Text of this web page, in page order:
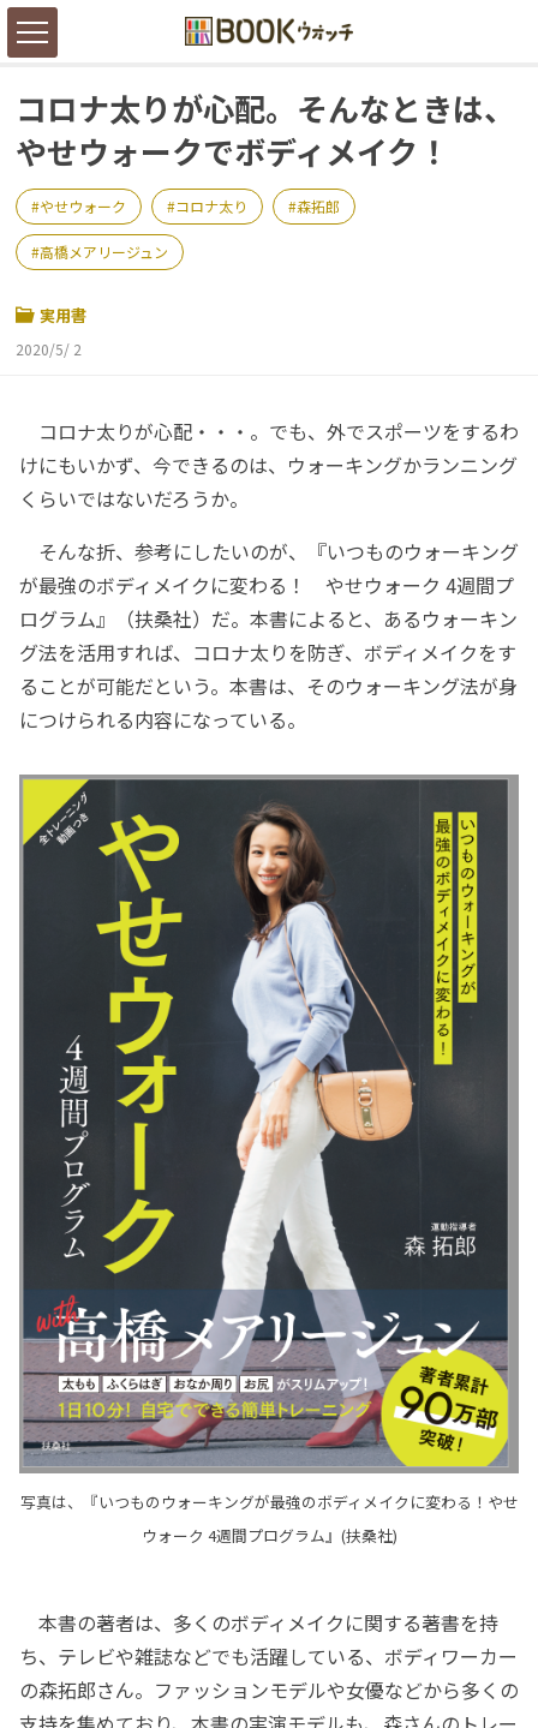
コロナ太りが心配。そんなときは、
やせウォークでボディメイク！
やせウォーク コロナ太り 森拓郎
高橋メアリージュン
実用書
2020/5/ 2
コロナ太りが心配・・・。でも、外でスポーツをするわ
けにもいかず、今できるのは、ウォーキングかランニング
くらいではないだろうか。
そんな折、参考にしたいのが、『いつものウォーキング
が最強のボディメイクに変わる！ やせウォーク 4週間プ
ログラム』（扶桑社）だ。本書によると、あるウォーキン
グ法を活用すれば、コロナ太りを防ぎ、ボディメイクをす
ることが可能だという。本書は、そのウォーキング法が身
につけられる内容になっている。
写真は、『いつものウォーキングが最強のボディメイクに変わる！やせ
ウォーク 4週間プログラム』(扶桑社)
本書の著者は、多くのボディメイクに関する著書を持
ち、テレビや雑誌などでも活躍している、ボディワーカー
の森拓郎さん。ファッションモデルや女優などから多くの